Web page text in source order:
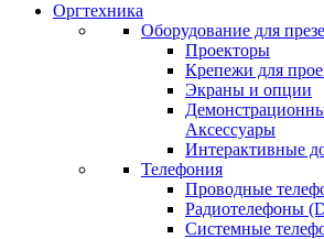
Оргтехника
Оборудование для
Проекторы
Крепежи для
Экраны и опции
Аксессуары
Интерактивные
Телефония
Проводные
Радиотелефоны
Системные